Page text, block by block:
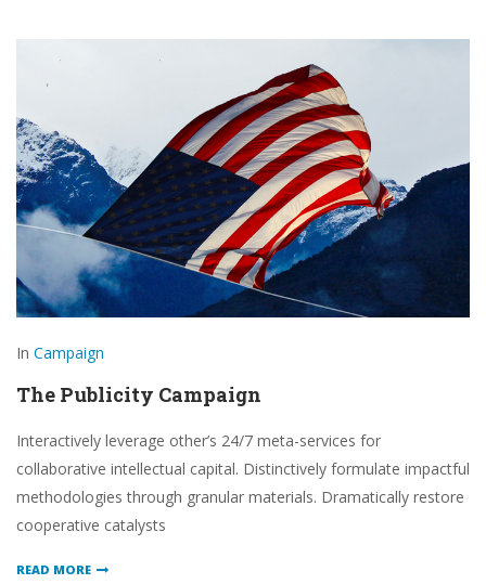
In Campaign
The Publicity Campaign
Interactively leverage other’s 24/7 meta-services for
collaborative intellectual capital. Distinctively formulate impactful
methodologies through granular materials. Dramatically restore
cooperative catalysts
READ MORE